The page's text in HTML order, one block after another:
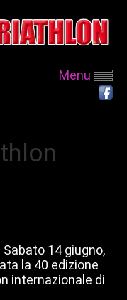
Menu
Sabato 14 giugno,
la 40 edizione
internazionale di